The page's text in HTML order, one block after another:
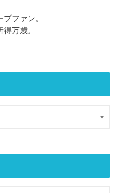
プファン。
得万歳。